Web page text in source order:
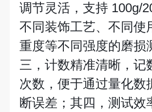
调节灵活，支持 100g/
不同装饰工艺、不同使
重度等不同强度的磨损
三，计数精准清晰，记
次数，便于通过量化
断误差；其四，测试